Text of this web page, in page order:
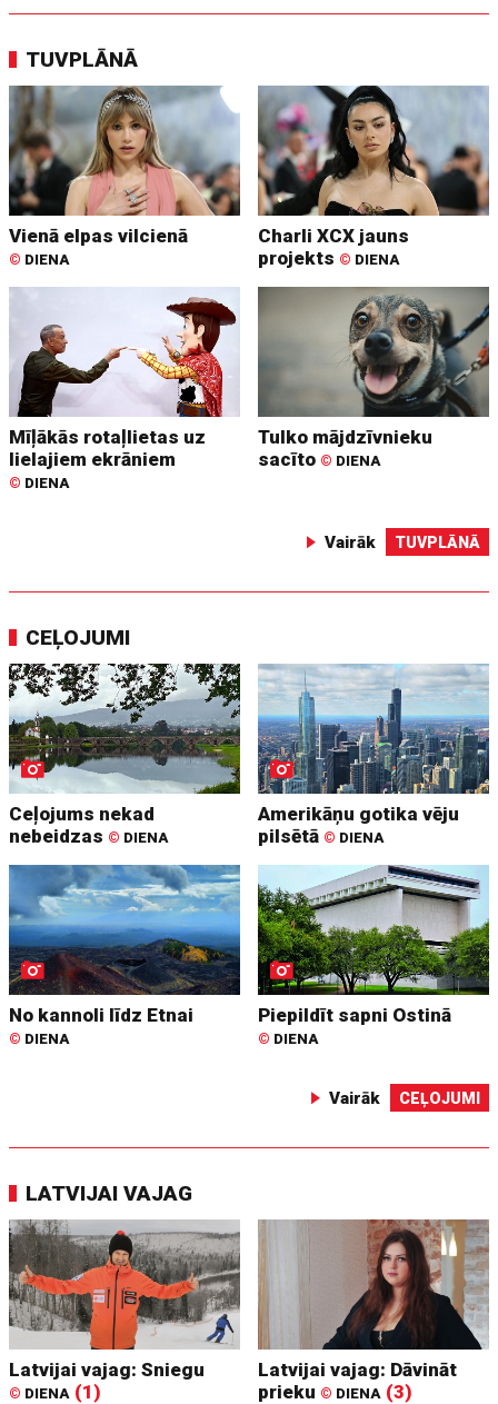
TUVPLĀNĀ
Vienā elpas vilcienā
© DIENA
Charli XCX jauns
projekts © DIENA
Mīļākās rotaļlietas uz
lielajiem ekrāniem
© DIENA
Tulko mājdzīvnieku
sacīto © DIENA
Vairāk TUVPLĀNĀ
CEĻOJUMI
Ceļojums nekad
nebeidzas © DIENA
Amerikāņu gotika vēju
pilsētā © DIENA
No kannoli līdz Etnai
© DIENA
Piepildīt sapni Ostinā
© DIENA
Vairāk CEĻOJUMI
LATVIJAI VAJAG
Latvijai vajag: Sniegu
© DIENA (1)
Latvijai vajag: Dāvināt
prieku © DIENA (3)